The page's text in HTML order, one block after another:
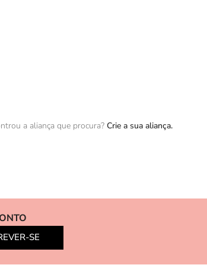
a aliança que procura? Crie a sua aliança.
SE